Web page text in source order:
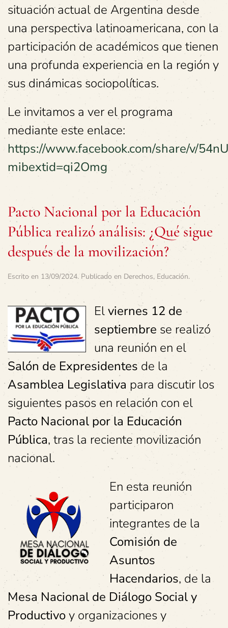
situación actual de Argentina desde
una perspectiva latinoamericana, con la
participación de académicos que tienen
una profunda experiencia en la región y
sus dinámicas sociopolíticas.
Le invitamos a ver el programa
mediante este enlace:
https://www.facebook.com/share/v/
mibextid=qi2Omg
Pacto Nacional por la Educación
Pública realizó análisis: ¿Qué sigue
después de la movilización?
Escrito en 13/09/2024. Publicado en Derechos, Educación.
Elviernes 12 de
septiembre se realizó
una reunión en el
Salón de Expresidentesde la
Asamblea Legislativa para discutir los
siguientes pasos en relación con el
Pacto Nacional por la Educación
Pública, tras la reciente movilización
nacional.
En esta reunión
participaron
integrantes de la
Comisión de
Asuntos
Hacendarios, de la
Mesa Nacional de Diálogo Social y
Productivoy organizaciones y